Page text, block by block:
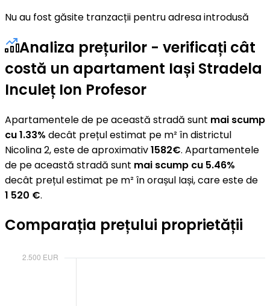
Nu au fost găsite tranzacții pentru adresa introdusă
Analiza prețurilor - verificați cât
costă un apartament Iași Stradela
Inculeț Ion Profesor
Apartamentele de pe această stradă sunt mai scump
cu 1.33% decât prețul estimat pe m² în districtul
Nicolina 2, este de aproximativ1582€. Apartamentele
de pe această stradă sunt mai scump cu 5.46%
decât prețul estimat pe m² în orașul Iași, care este de
1 520 €.
Comparația prețului proprietății